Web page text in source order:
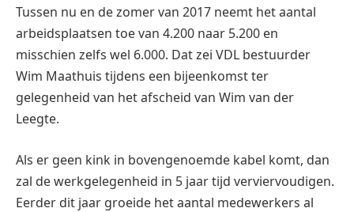
Tussen nu en de zomer van 2017 neemt het aantal
arbeidsplaatsen toe van 4.200 naar 5.200 en
misschien zelfs wel 6.000. Dat zei VDL bestuurder
Wim Maathuis tijdens een bijeenkomst ter
gelegenheid van het afscheid van Wim van der
Leegte.
Als er geen kink in bovengenoemde kabel komt, dan
zal de werkgelegenheid in 5 jaar tijd verviervoudigen.
Eerder dit jaar groeide het aantal medewerkers al